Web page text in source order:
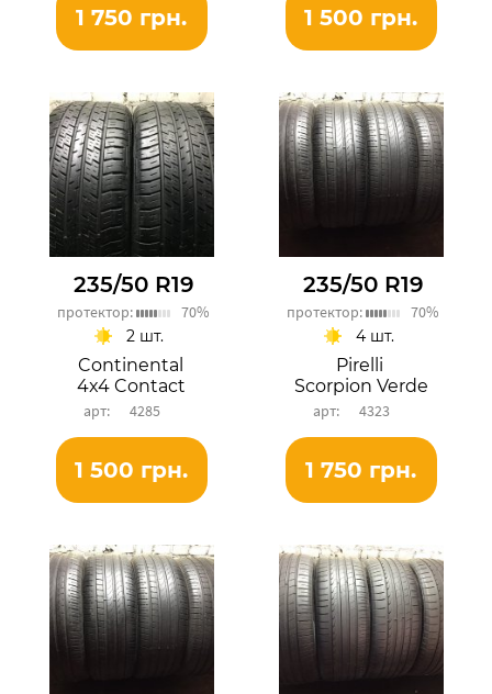
1 750 грн. 1 500 грн.
235/50 R19
протектор: 70%
Continental
4x4 Contact
4285
2 шт.
1 500 грн.
235/50 R19
протектор: 70%
Pirelli
Scorpion Verde
4323
4 шт.
1 750 грн.